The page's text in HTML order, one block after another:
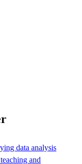
data analysis
and